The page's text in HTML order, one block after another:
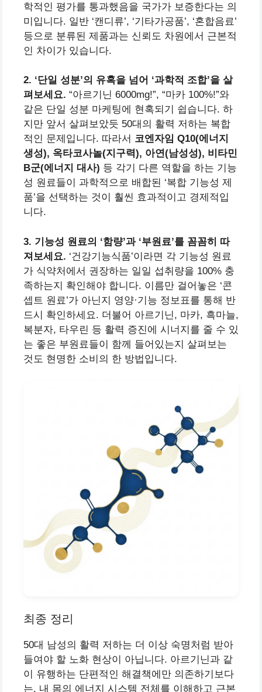
학적인 평가를 통과했음을 국가가 보증한다는 의
미입니다. 일반 ‘캔디류’, ‘기타가공품’, ‘혼합음료’
등으로 분류된 제품과는 신뢰도 차원에서 근본적
인 차이가 있습니다.
2. ‘단일 성분’의 유혹을 넘어 ‘과학적 조합’을 살
펴보세요. “아르기닌 6000mg!”, “마카 100%!”와
같은 단일 성분 마케팅에 현혹되기 쉽습니다. 하
지만 앞서 살펴보았듯 50대의 활력 저하는 복합
적인 문제입니다. 따라서 코엔자임 Q10(에너지
생성), 옥타코사놀(지구력), 아연(남성성), 비타민
B군(에너지 대사) 등 각기 다른 역할을 하는 기능
성 원료들이 과학적으로 배합된 ‘복합 기능성 제
품’을 선택하는 것이 훨씬 효과적이고 경제적입
니다.
3. 기능성 원료의 ‘함량’과 ‘부원료’를 꼼꼼히 따
져보세요. ‘건강기능식품’이라면 각 기능성 원료
가 식약처에서 권장하는 일일 섭취량을 100% 충
족하는지 확인해야 합니다. 이름만 걸어놓은 ‘콘
셉트 원료’가 아닌지 영양·기능 정보표를 통해 반
드시 확인하세요. 더불어 아르기닌, 마카, 흑마늘,
복분자, 타우린 등 활력 증진에 시너지를 줄 수 있
는 좋은 부원료들이 함께 들어있는지 살펴보는
것도 현명한 소비의 한 방법입니다.
최종 정리
50대 남성의 활력 저하는 더 이상 숙명처럼 받아
들여야 할 노화 현상이 아닙니다. 아르기닌과 같
이 유행하는 단편적인 해결책에만 의존하기보다
는, 내 몸의 에너지 시스템 전체를 이해하고 근본